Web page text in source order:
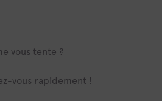
vous tente ?
vous rapidement !